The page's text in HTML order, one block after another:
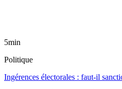
5min
Politique
Ingérences électorales : faut-il